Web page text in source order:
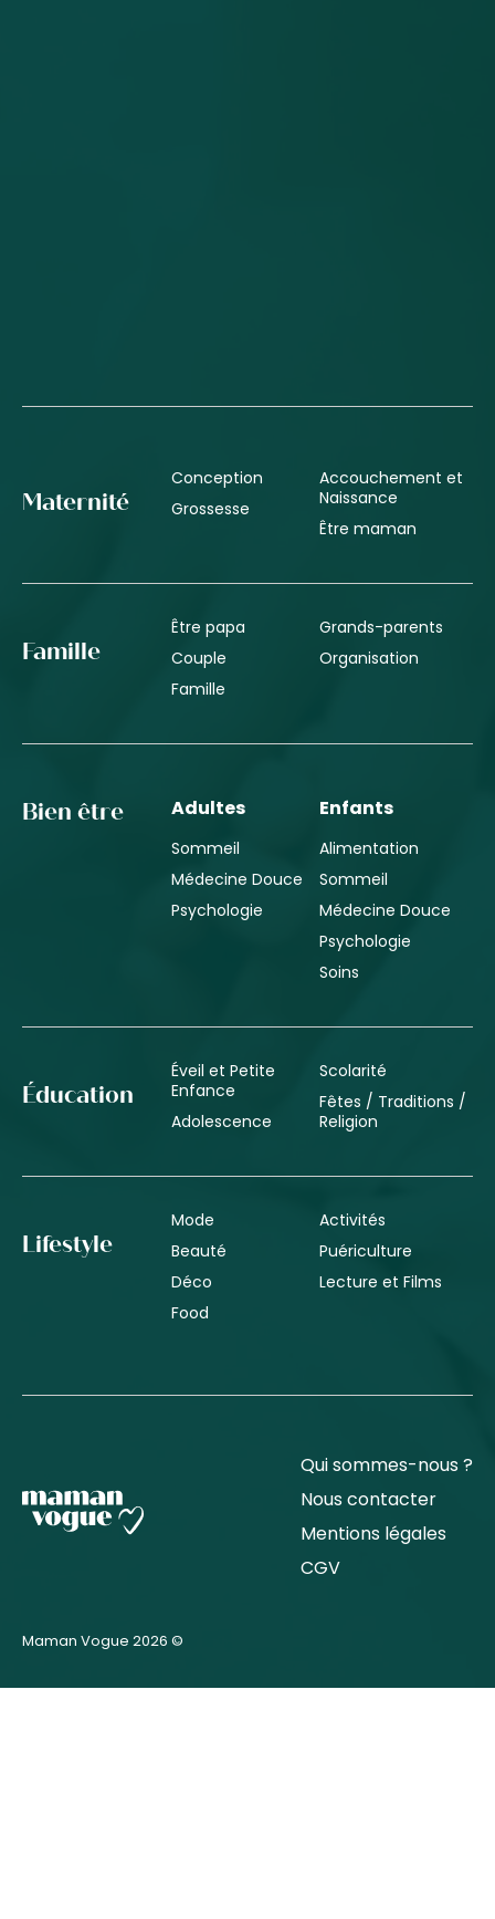
Maternité
Conception
Grossesse
Accouchement et
Naissance
Être maman
Famille
Être papa
Couple
Famille
Grands-parents
Organisation
Bien être Adultes
Sommeil
Médecine Douce
Psychologie
Enfants
Alimentation
Sommeil
Médecine Douce
Psychologie
Soins
Éducation
Éveil et Petite
Enfance
Adolescence
Scolarité
Fêtes / Traditions /
Religion
Lifestyle
Mode
Beauté
Déco
Food
Activités
Puériculture
Lecture et Films
Qui sommes-nous ?
Nous contacter
Mentions légales
CGV
Maman Vogue 2026 ©